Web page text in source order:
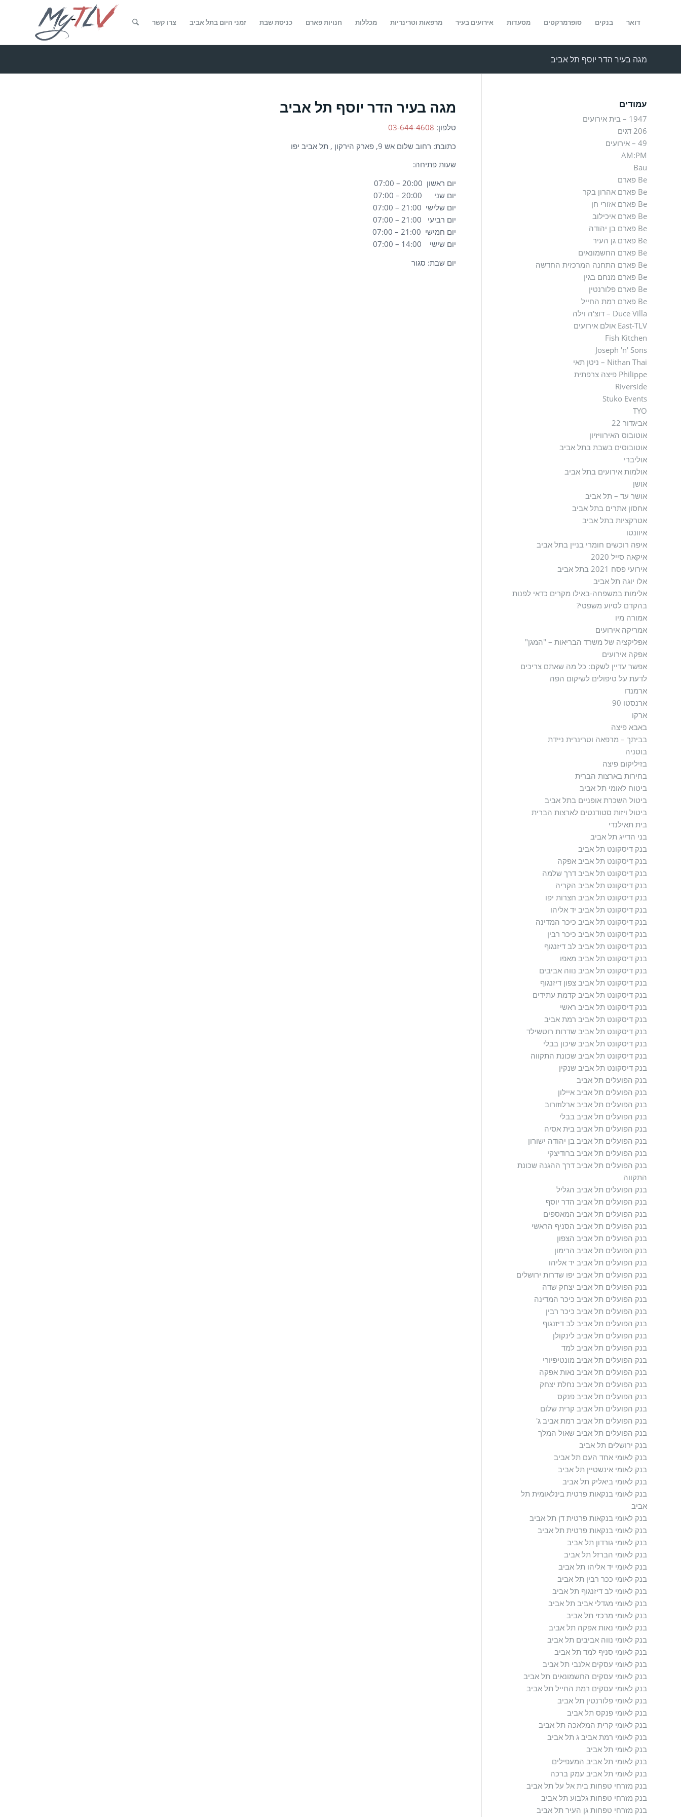
דואר בנקים סופרמרקטים מסעדות אירועים בעיר מרפאות וטרינריות מכללות חנויות פארם כניסת שבת זמני היום בתל אביב צרו קשר
מגה בעיר הדר יוסף תל אביב
מגה בעיר הדר יוסף תל אביב
טלפון: 03-644-4608
כתובת: רחוב שלום אש 9, פארק הירקון , תל אביב יפו
שעות פתיחה:
יום ראשון 20:00 – 07:00
יום שני 20:00 – 07:00
יום שלישי 21:00 – 07:00
יום רביעי 21:00 – 07:00
יום חמישי 21:00 – 07:00
יום שישי 14:00 – 07:00
יום שבת: סגור
עמודים
1947 – בית אירועים
206 דגים
49 – אירועים
AM:PM
Bau
Be פארם
Be פארם אהרון בקר
Be פארם אזורי חן
Be פארם איכילוב
Be פארם בן יהודה
Be פארם גן העיר
Be פארם החשמונאים
Be פארם התחנה המרכזית החדשה
Be פארם מנחם בגין
Be פארם פלורנטין
Be פארם רמת החייל
Duce Villa – דוצ'ה וילה
East-TLV אולם אירועים
Fish Kitchen
Joseph 'n' Sons
Nithan Thai – ניטן תאי
Philippe פיצה צרפתית
Riverside
Stuko Events
TYO
אביגדור 22
אוטובוס האירוויזיון
אוטובוסים בשבת בתל אביב
אוליברי
אולמות אירועים בתל אביב
אושן
אושר עד – תל אביב
אחסון אתרים בתל אביב
אטרקציות בתל אביב
איוונטו
איפה רוכשים חומרי בניין בתל אביב
איקאה סייל 2020
אירועי פסח 2021 בתל אביב
אלו יוגה תל אביב
אלימות במשפחה-באילו מקרים כדאי לפנות
בהקדם לסיוע משפטי?
אמורה מיו
אמריקה אירועים
אפליקציה של משרד הבריאות – "המגן"
אפקה אירועים
אפשר עדיין לשקם: כל מה שאתם צריכים
לדעת על טיפולים לשיקום הפה
ארמנדו
ארנסטו 90
ארקו
באבא פיצה
בביתך – מרפאה וטרינרית ניידת
בוטניה
בזיליקום פיצה
בחירות בארצות הברית
ביטוח לאומי תל אביב
ביטול השכרת אופניים בתל אביב
ביטול ויזות סטודנטים לארצות הברית
בית תאילנדי
בני הדייג תל אביב
בנק דיסקונט תל אביב
בנק דיסקונט תל אביב אפקה
בנק דיסקונט תל אביב דרך שלמה
בנק דיסקונט תל אביב הקריה
בנק דיסקונט תל אביב חצרות יפו
בנק דיסקונט תל אביב יד אליהו
בנק דיסקונט תל אביב כיכר המדינה
בנק דיסקונט תל אביב כיכר רבין
בנק דיסקונט תל אביב לב דיזנגוף
בנק דיסקונט תל אביב מאפו
בנק דיסקונט תל אביב נווה אביבים
בנק דיסקונט תל אביב צפון דיזנגוף
בנק דיסקונט תל אביב קדמת עתידים
בנק דיסקונט תל אביב ראשי
בנק דיסקונט תל אביב רמת אביב
בנק דיסקונט תל אביב שדרות רוטשילד
בנק דיסקונט תל אביב שיכון בבלי
בנק דיסקונט תל אביב שכונת התקווה
בנק דיסקונט תל אביב שנקין
בנק הפועלים תל אביב
בנק הפועלים תל אביב איילון
בנק הפועלים תל אביב ארלוזורוב
בנק הפועלים תל אביב בבלי
בנק הפועלים תל אביב בית אסיה
בנק הפועלים תל אביב בן יהודה ישורון
בנק הפועלים תל אביב ברודיצקי
בנק הפועלים תל אביב דרך ההגנה שכונת
התקווה
בנק הפועלים תל אביב הגליל
בנק הפועלים תל אביב הדר יוסף
בנק הפועלים תל אביב המאספים
בנק הפועלים תל אביב הסניף הראשי
בנק הפועלים תל אביב הצפון
בנק הפועלים תל אביב הרימון
בנק הפועלים תל אביב יד אליהו
בנק הפועלים תל אביב יפו שדרות ירושלים
בנק הפועלים תל אביב יצחק שדה
בנק הפועלים תל אביב כיכר המדינה
בנק הפועלים תל אביב כיכר רבין
בנק הפועלים תל אביב לב דיזנגוף
בנק הפועלים תל אביב לינקולן
בנק הפועלים תל אביב למד
בנק הפועלים תל אביב מונטיפיורי
בנק הפועלים תל אביב נאות אפקה
בנק הפועלים תל אביב נחלת יצחק
בנק הפועלים תל אביב פנקס
בנק הפועלים תל אביב קרית שלום
בנק הפועלים תל אביב רמת אביב ג'
בנק הפועלים תל אביב שאול המלך
בנק ירושלים תל אביב
בנק לאומי אחד העם תל אביב
בנק לאומי אינשטיין תל אביב
בנק לאומי ביאליק תל אביב
בנק לאומי בנקאות פרטית בינלאומית תל
אביב
בנק לאומי בנקאות פרטית דן תל אביב
בנק לאומי בנקאות פרטית תל אביב
בנק לאומי גורדון תל אביב
בנק לאומי הברזל תל אביב
בנק לאומי יד אליהו תל אביב
בנק לאומי ככר רבין תל אביב
בנק לאומי לב דיזנגוף תל אביב
בנק לאומי מגדלי אביב תל אביב
בנק לאומי מרכזי תל אביב
בנק לאומי נאות אפקה תל אביב
בנק לאומי נווה אביבים תל אביב
בנק לאומי סניף למד תל אביב
בנק לאומי עסקים אלנבי תל אביב
בנק לאומי עסקים החשמונאים תל אביב
בנק לאומי עסקים רמת החייל תל אביב
בנק לאומי פלורנטין תל אביב
בנק לאומי פנקס תל אביב
בנק לאומי קרית המלאכה תל אביב
בנק לאומי רמת אביב ג תל אביב
בנק לאומי תל אביב
בנק לאומי תל אביב המעפילים
בנק לאומי תל אביב עמק ברכה
בנק מזרחי טפחות בית אל על תל אביב
בנק מזרחי טפחות גלבוע תל אביב
בנק מזרחי טפחות גן העיר תל אביב